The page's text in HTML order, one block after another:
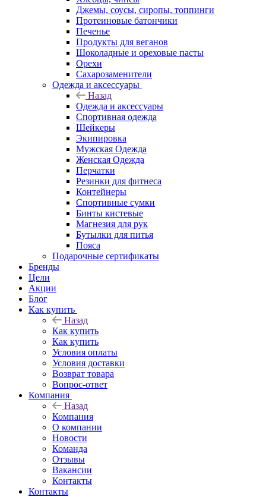
Джемы, соусы, сиропы, топпинги
Протеиновые батончики
Печенье
Продукты для веганов
Шоколадные и ореховые пасты
Орехи
Сахарозаменители
Одежда и аксессуары
Назад
Одежда и аксессуары
Спортивная одежда
Шейкеры
Экипировка
Мужская Одежда
Женская Одежда
Перчатки
Резинки для фитнеса
Контейнеры
Спортивные сумки
Бинты кистевые
Магнезия для рук
Бутылки для питья
Пояса
Подарочные сертификаты
Бренды
Цели
Акции
Блог
Как купить
Назад
Как купить
Как купить
Условия оплаты
Условия доставки
Возврат товара
Вопрос-ответ
Компания
Назад
Компания
О компании
Новости
Команда
Отзывы
Вакансии
Контакты
Контакты